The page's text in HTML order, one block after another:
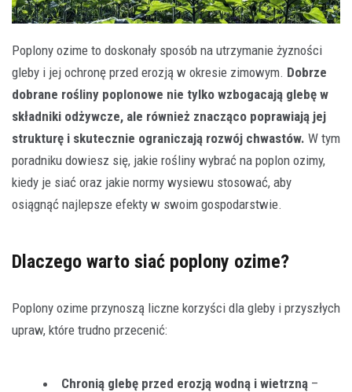
Poplony ozime to doskonały sposób na utrzymanie żyzności
gleby i jej ochronę przed erozją w okresie zimowym. Dobrze
dobrane rośliny poplonowe nie tylko wzbogacają glebę w
składniki odżywcze, ale również znacząco poprawiają jej
strukturę i skutecznie ograniczają rozwój chwastów. W tym
poradniku dowiesz się, jakie rośliny wybrać na poplon ozimy,
kiedy je siać oraz jakie normy wysiewu stosować, aby
osiągnąć najlepsze efekty w swoim gospodarstwie.
Dlaczego warto siać poplony ozime?
Poplony ozime przynoszą liczne korzyści dla gleby i przyszłych
upraw, które trudno przecenić:
Chronią glebę przed erozją wodną i wietrzną –